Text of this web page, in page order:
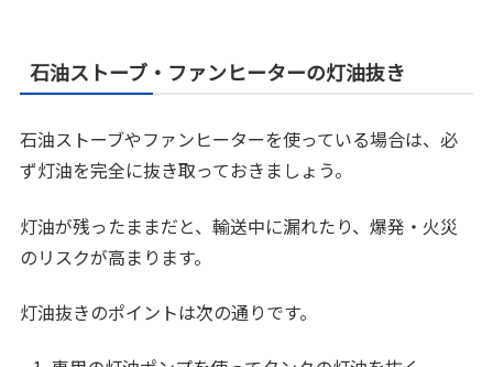
石油ストーブ・ファンヒーターの灯油抜き
石油ストーブやファンヒーターを使っている場合は、必
ず灯油を完全に抜き取っておきましょう。
灯油が残ったままだと、輸送中に漏れたり、爆発・火災
のリスクが高まります。
灯油抜きのポイントは次の通りです。